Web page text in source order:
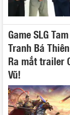
Game SLG
Tranh Bá
Ra mắt trailer
Vũ!